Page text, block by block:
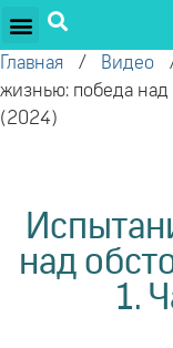
Главная / Видео
жизнью: победа над
(2024)
над
1.